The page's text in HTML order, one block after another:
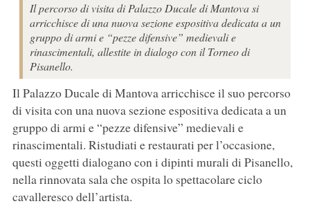
Il percorso di visita di Palazzo Ducale di Mantova si
arricchisce di una nuova sezione espositiva dedicata a un
gruppo di armi e “pezze difensive” medievali e
rinascimentali, allestite in dialogo con il Torneo di
Pisanello.
Il Palazzo Ducale di Mantova arricchisce il suo percorso
di visita con una nuova sezione espositiva dedicata a un
gruppo di armi e “pezze difensive” medievali e
rinascimentali. Ristudiati e restaurati per l’occasione,
questi oggetti dialogano con i dipinti murali di Pisanello,
nella rinnovata sala che ospita lo spettacolare ciclo
cavalleresco dell’artista.